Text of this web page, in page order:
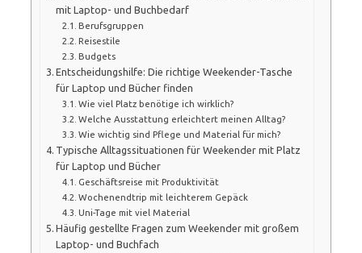
mit Laptop- und Buchbedarf
Berufsgruppen
Reisestile
Budgets
Entscheidungshilfe: Die richtige Weekender-Tasche
für Laptop und Bücher finden
Wie viel Platz benötige ich wirklich?
Welche Ausstattung erleichtert meinen Alltag?
Wie wichtig sind Pflege und Material für mich?
Typische Alltagssituationen für Weekender mit Platz
für Laptop und Bücher
Geschäftsreise mit Produktivität
Wochenendtrip mit leichterem Gepäck
Uni-Tage mit viel Material
Häufig gestellte Fragen zum Weekender mit großem
Laptop- und Buchfach